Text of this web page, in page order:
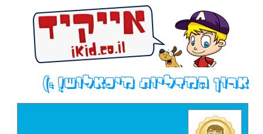
ארון המדליות מיכאלוש! :)